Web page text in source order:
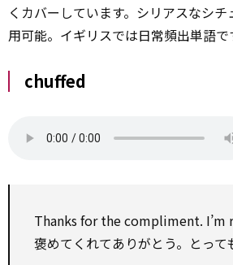
くカバーしています。シリアスなシ
用可能。イギリスでは日常頻出単語で
chuffed
Thanks for the compliment. I’m
褒めてくれてありがとう。とって